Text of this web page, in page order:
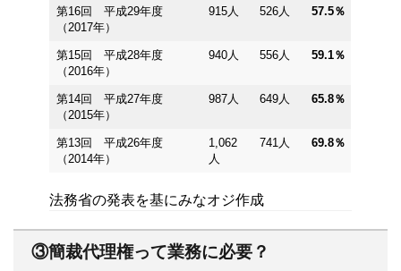
第16回 平成29年度
（2017年）
915人 526人 57.5％
第15回 平成28年度
（2016年）
940人 556人 59.1％
第14回 平成27年度
（2015年）
987人 649人 65.8％
第13回 平成26年度
（2014年）
1,062
人
741人 69.8％
法務省の発表を基にみなオジ作成
③簡裁代理権って業務に必要？